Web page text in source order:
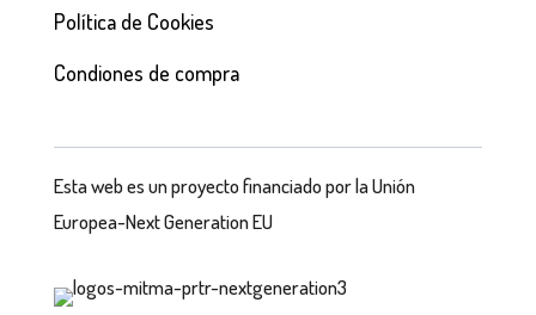
Política de Cookies
Condiones de compra
Esta web es un proyecto financiado por la Unión
Europea-Next Generation EU